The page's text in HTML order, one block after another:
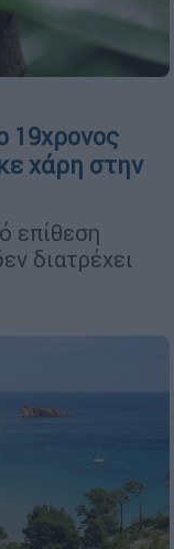
19χρονος
χάρη στην
επίθεση
διατρέχει